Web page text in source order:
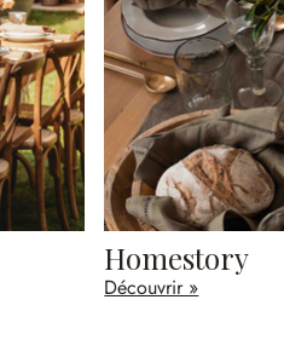
Homestory
Découvrir »